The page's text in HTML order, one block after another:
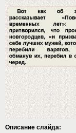
Описание слайда: